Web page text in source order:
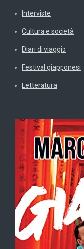
Interviste
Cultura e società
Diari di viaggio
Festival giapponesi
Letteratura